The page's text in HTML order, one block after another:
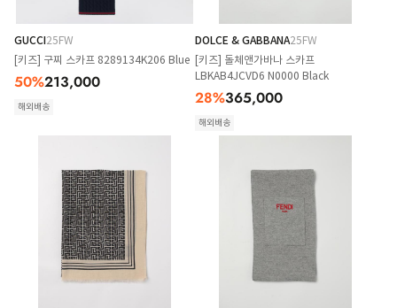
GUCCI25FW
[키즈] 구찌 스카프 8289134K206 Blue
50%213,000
해외배송
DOLCE & GABBANA25FW
[키즈] 돌체앤가바나 스카프
LBKAB4JCVD6 N0000 Black
28%365,000
해외배송